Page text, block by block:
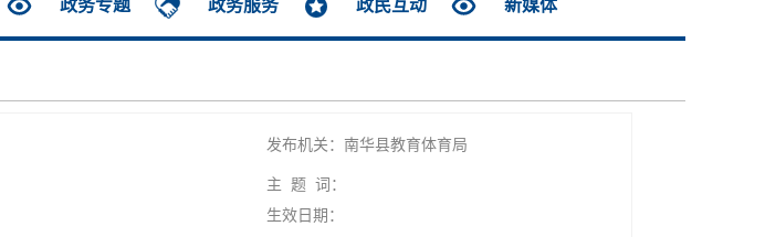
政务专题 政务服务 政民互动 新媒体
发布机关：南华县教育体育局
主 题 词：
生效日期：